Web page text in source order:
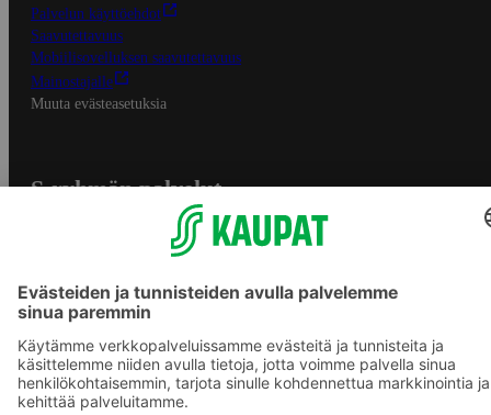
Palvelun käyttöehdot
Saavutettavuus
Mobiilisovelluksen saavutettavuus
Mainostajalle
Muuta evästeasetuksia
S-ryhmän palvelut
Yhteishyvä Ruoka -sovellus
S-ostoslista -sovellus
Prisma.fi
Sokos.fi
S-Pankki